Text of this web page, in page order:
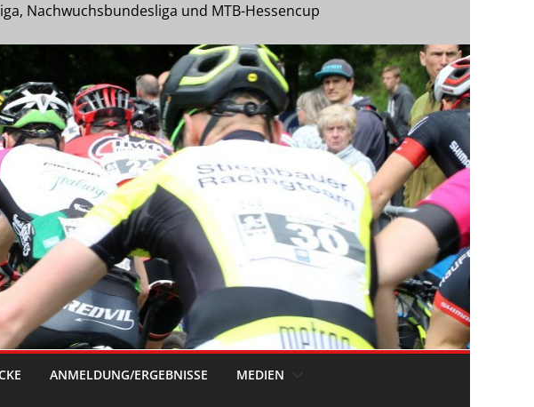
Nachwuchsbundesliga und MTB-Hessencup
ANMELDUNG/ERGEBNISSE MEDIEN